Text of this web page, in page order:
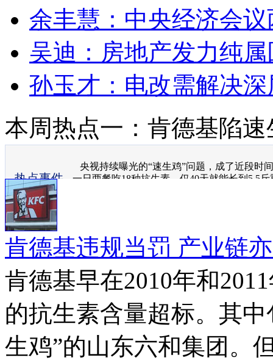
余丰慧：中央经济会
吴迪：房地产发力纯
孙玉才：电改需解决
本周热点一：肯德基陷
热点事件
央视持续曝光的“速生鸡”问题，成了近段时
一日两餐吃18种抗生素，仅40天就能长到5.5
肯德基违规当罚 产业链
肯德基早在2010年和
的抗生素含量超标。其
生鸡”的山东六和集团。